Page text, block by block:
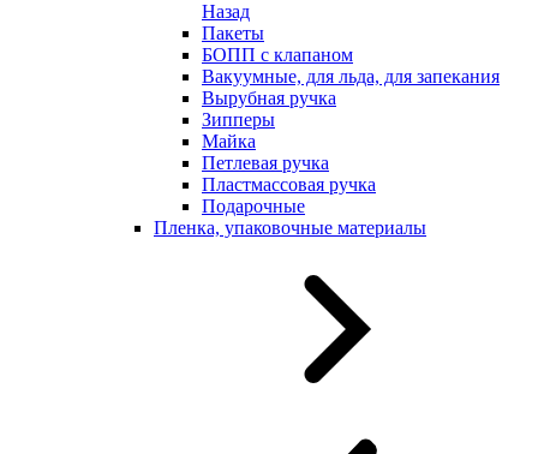
Назад
Пакеты
БОПП с клапаном
Вакуумные, для льда, для запекания
Вырубная ручка
Зипперы
Майка
Петлевая ручка
Пластмассовая ручка
Подарочные
Пленка, упаковочные материалы